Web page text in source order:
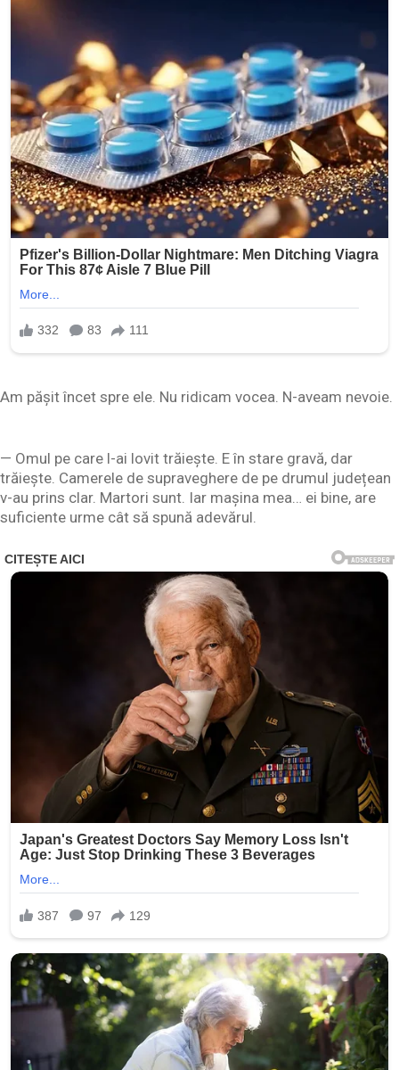
Am pășit încet spre ele. Nu ridicam vocea. N-aveam nevoie.
— Omul pe care l-ai lovit trăiește. E în stare gravă, dar
trăiește. Camerele de supraveghere de pe drumul județean
v-au prins clar. Martori sunt. Iar mașina mea… ei bine, are
suficiente urme cât să spună adevărul.